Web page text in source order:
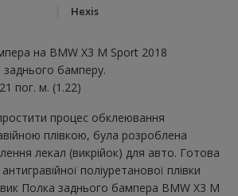
Hexis
на BMW X3 M Sport 2018
заднього бамперу.
пог. м. (1.22)
процес обклеювання
плівкою, була розроблена
лекал (викрійок) для авто. Готова
поліуретанової плівки
Полка заднього бампера BMW X3 M